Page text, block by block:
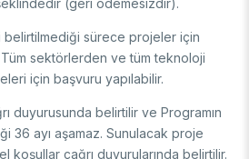
(geri ödemesizdir).
belirtilmediği sürece projeler için
Tüm sektörlerden ve tüm teknoloji
için başvuru yapılabilir.
duyurusunda belirtilir ve Programın
36 ayı aşamaz. Sunulacak proje
koşullar çağrı duyurularında belirtilir.